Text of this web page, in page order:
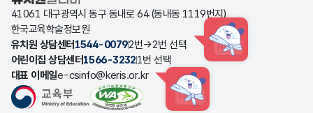
41061 대구광역시 동구 동내로 64 (동내동 1119번지)
한국교육학술정보원
유치원 상담센터 1544-00792번→2번 선택 HINT
어린이집 상담센터1566-32321번 선택
대표 이메일e-csinfo@keris.or.kr
HINT